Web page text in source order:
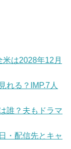
は2028年12月
れる？IMP.7人
誰？夫もドラマ
・配信先とキャ